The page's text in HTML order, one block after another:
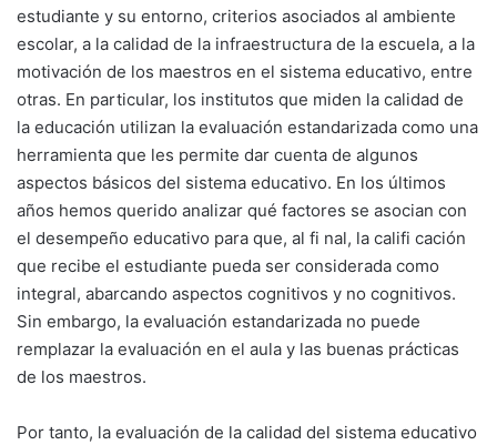
estudiante y su entorno, criterios asociados al ambiente
escolar, a la calidad de la infraestructura de la escuela, a la
motivación de los maestros en el sistema educativo, entre
otras. En particular, los institutos que miden la calidad de
la educación utilizan la evaluación estandarizada como una
herramienta que les permite dar cuenta de algunos
aspectos básicos del sistema educativo. En los últimos
años hemos querido analizar qué factores se asocian con
el desempeño educativo para que, al fi nal, la califi cación
que recibe el estudiante pueda ser considerada como
integral, abarcando aspectos cognitivos y no cognitivos.
Sin embargo, la evaluación estandarizada no puede
remplazar la evaluación en el aula y las buenas prácticas
de los maestros.
Por tanto, la evaluación de la calidad del sistema educativo